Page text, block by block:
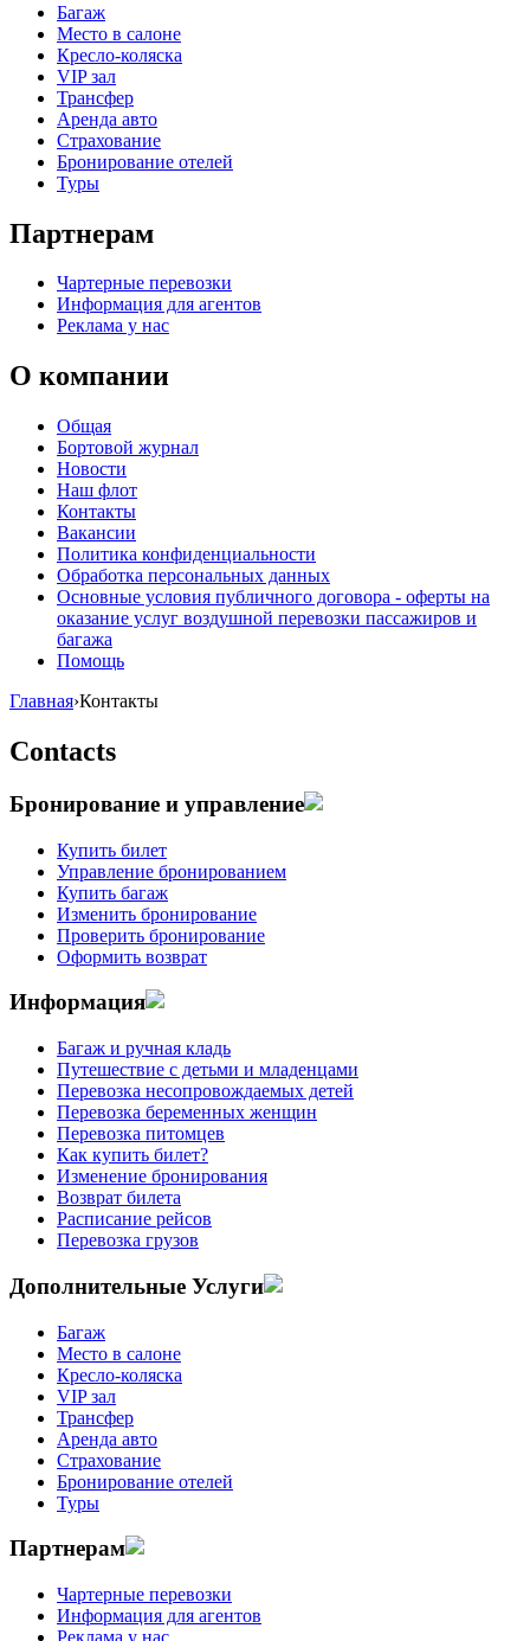
Багаж
Место в салоне
Кресло-коляска
VIP зал
Трансфер
Аренда авто
Страхование
Бронирование отелей
Туры
Партнерам
Чартерные перевозки
Информация для агентов
Реклама у нас
О компании
Общая
Бортовой журнал
Новости
Наш флот
Контакты
Вакансии
Политика конфиденциальности
Обработка персональных данных
Основные условия публичного договора - оферты на
оказание услуг воздушной перевозки пассажиров и
багажа
Помощь
Главная›Контакты
Contacts
Бронирование и управление
Купить билет
Управление бронированием
Купить багаж
Изменить бронирование
Проверить бронирование
Оформить возврат
Информация
Багаж и ручная кладь
Путешествие с детьми и младенцами
Перевозка несопровождаемых детей
Перевозка беременных женщин
Перевозка питомцев
Как купить билет?
Изменение бронирования
Возврат билета
Расписание рейсов
Перевозка грузов
Дополнительные Услуги
Багаж
Место в салоне
Кресло-коляска
VIP зал
Трансфер
Аренда авто
Страхование
Бронирование отелей
Туры
Партнерам
Чартерные перевозки
Информация для агентов
Реклама у нас